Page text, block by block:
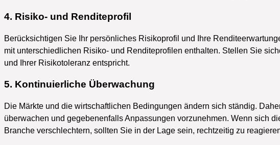
4. Risiko- und Renditeprofil
Berücksichtigen Sie Ihr persönliches Risikoprofil und Ihre
mit unterschiedlichen Risiko- und Renditeprofilen enthalten. Stellen Sie
und Ihrer Risikotoleranz entspricht.
5. Kontinuierliche Überwachung
Die Märkte und die wirtschaftlichen Bedingungen ändern sich ständig.
überwachen und gegebenenfalls Anpassungen vorzunehmen. Wenn sich
Branche verschlechtern, sollten Sie in der Lage sein, rechtzeitig zu